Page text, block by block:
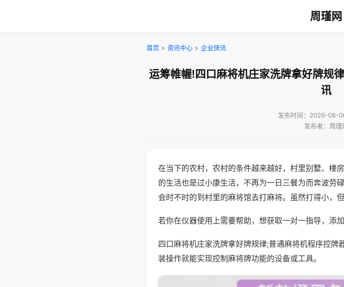
周瑾网
首页 > 资讯中心 > 企业快讯
运筹帷幄!四口麻将机庄家洗牌拿好牌规
讯
发布时间：2026-08-
发布者：周瑾
在当下的农村，农村的条件越来越好，村里别墅、楼
的生活也是过小康生活，不再为一日三餐为而奔波劳
会时不时的到村里的麻将馆去打麻将。虽然打得小，
若你在仪器使用上需要帮助，想获取一对一指导，添
四口麻将机庄家洗牌拿好牌规律;普通麻将机程序控
装操作就能实现控制麻将牌功能的设备或工具。